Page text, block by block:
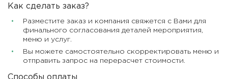
Как сделать заказ?
Разместите заказ и компания свяжется с Вами для
финального согласования деталей мероприятия,
меню и услуг.
Вы можете самостоятельно скорректировать меню и
отправить запрос на перерасчет стоимости.
Способы оплаты